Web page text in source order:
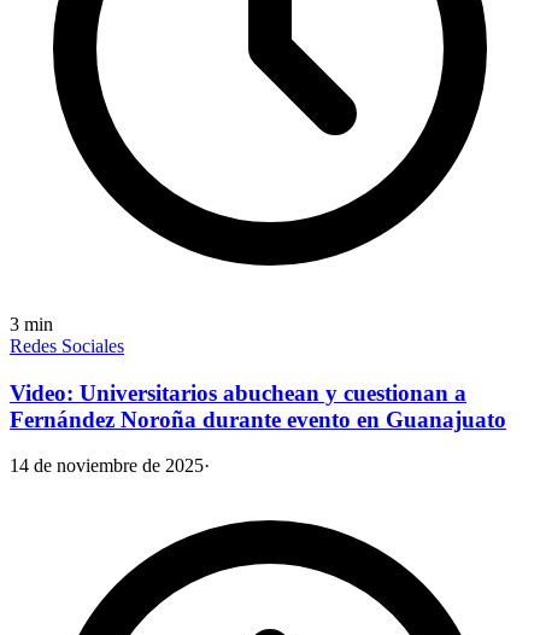
3 min
Redes Sociales
Video: Universitarios abuchean y cuestionan a
Fernández Noroña durante evento en Guanajuato
14 de noviembre de 2025·